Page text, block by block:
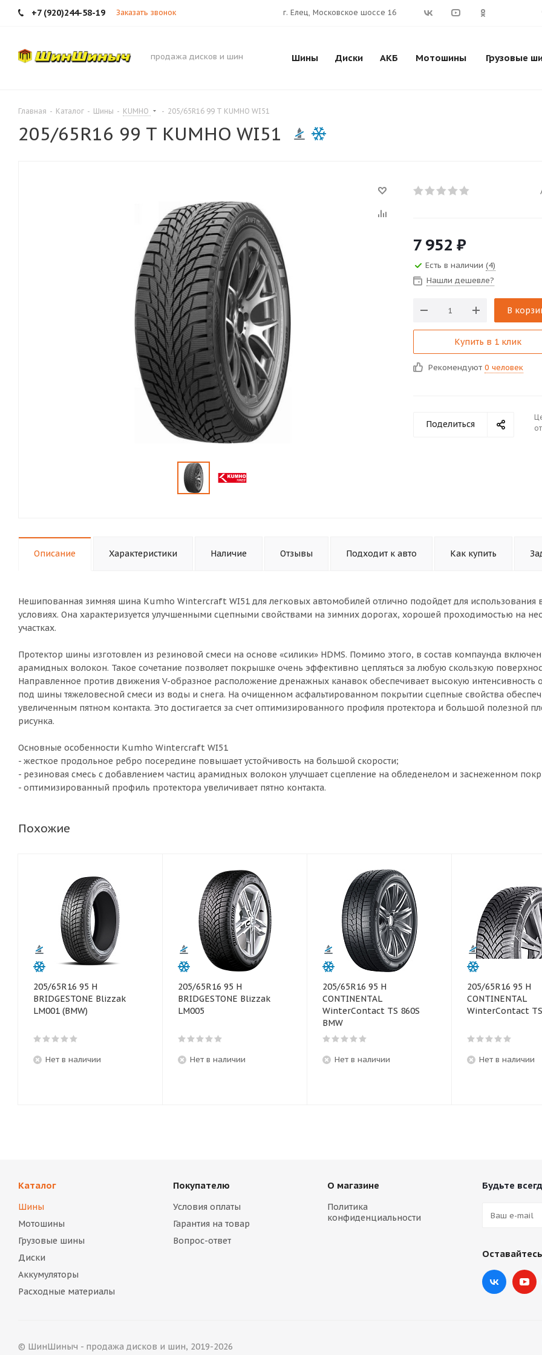
+7 (920)244-58-19 Заказать звонок г. Елец, Московское шоссе 16
продажа дисков и шин Шины Диски АКБ Мотошины Грузовые
Главная - Каталог - Шины - KUMHO - 205/65R16 99 T KUMHO WI51
205/65R16 99 T KUMHO WI51
7 952 ₽
Есть в наличии (4)
Нашли дешевле?
В
Купить в 1 клик
Рекомендуют 0 человек
Поделиться
Описание Характеристики Наличие Отзывы Подходит к авто Как купить
Нешипованная зимняя шина Kumho Wintercraft WI51 для легковых автомобилей отлично подойдет для использования
условиях. Она характеризуется улучшенными сцепными свойствами на зимних дорогах, хорошей проходимостью на
участках.
Протектор шины изготовлен из резиновой смеси на основе «силики» HDMS. Помимо этого, в состав компаунда
арамидных волокон. Такое сочетание позволяет покрышке очень эффективно цепляться за любую скользкую
Направленное против движения V-образное расположение дренажных канавок обеспечивает высокую интенсивность
под шины тяжеловесной смеси из воды и снега. На очищенном асфальтированном покрытии сцепные свойства
увеличенным пятном контакта. Это достигается за счет оптимизированного профиля протектора и большой полезной
рисунка.
Основные особенности Kumho Wintercraft WI51
- жесткое продольное ребро посередине повышает устойчивость на большой скорости;
- резиновая смесь с добавлением частиц арамидных волокон улучшает сцепление на обледенелом и заснеженном
- оптимизированный профиль протектора увеличивает пятно контакта.
Похожие
205/65R16 95 H
BRIDGESTONE Blizzak
LM001 (BMW)
Нет в наличии
205/65R16 95 H
BRIDGESTONE Blizzak
LM005
Нет в наличии
205/65R16 95 H
CONTINENTAL
WinterContact TS 860S
BMW
Нет в наличии
205/65R16 95 H
CONTINENTAL
WinterContact
Нет в наличии
Каталог
Шины
Мотошины
Грузовые шины
Диски
Аккумуляторы
Расходные материалы
Покупателю
Условия оплаты
Гарантия на товар
Вопрос-ответ
О магазине
Политика
конфиденциальности
Будьте
© ШинШиныч - продажа дисков и шин, 2019-2026